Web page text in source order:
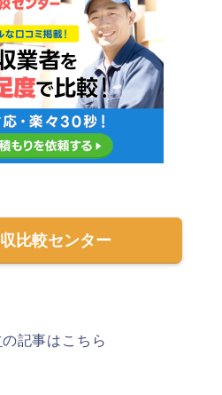
比較センター
の記事はこちら